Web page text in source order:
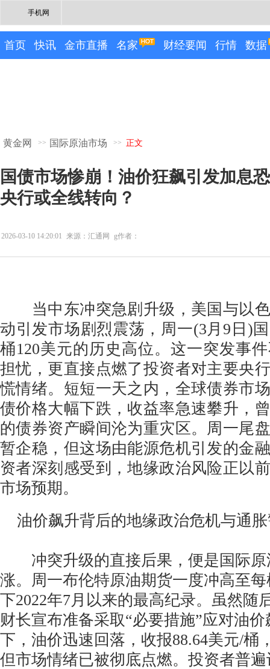
手机网
首页 快讯 金市直播 名家 财经要闻 行情 数据
黄金网 >> 国际原油市场 >> 正文
国债市场惨崩！油价狂飙引发加息
央行或全线转向？
2026-03-10 14:20:01 来源：汇通网 g作者：
当中东冲突急剧升级，美国与以色
动引发市场剧烈震荡，周一(3月9日)
桶120美元的历史高位。这一突发事
担忧，更直接点燃了投资者对主要央
慌情绪。短短一天之内，全球债券市
债价格大幅下跌，收益率急速攀升，
的债券资产瞬间沦为重灾区。周一尾
暂企稳，但这场由能源危机引发的金
资者深刻感受到，地缘政治风险正以
市场预期。
油价飙升背后的地缘政治危机与通
冲突升级的直接后果，便是国际原
涨。周一布伦特原油期货一度冲高至
下2022年7月以来的最高纪录。虽然随
财长宣布准备采取“必要措施”应对油
下，油价迅速回落，收报88.64美元/桶
但市场情绪已被彻底点燃。投资者普